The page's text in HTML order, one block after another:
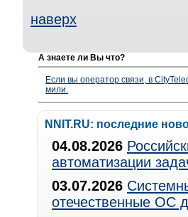
наверх
А знаете ли Вы что?
Если вы оператор связи, в
мили.
NNIT.RU: последние
04.08.2026
автоматизации
03.07.2026
отечественные ОС